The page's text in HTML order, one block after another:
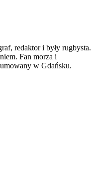
redaktor i były rugbysta.
Fan morza i
w Gdańsku.